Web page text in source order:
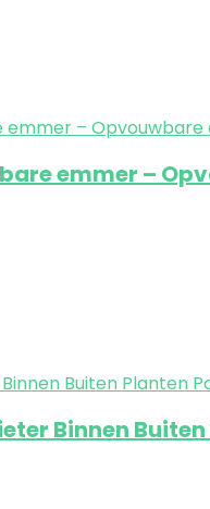
emmer –
Binnen